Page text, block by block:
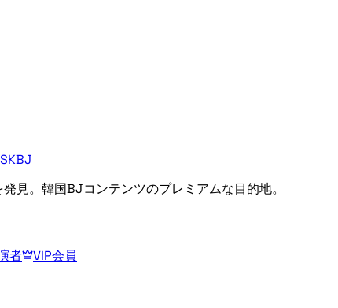
SKBJ
見。韓国BJコンテンツのプレミアムな目的地。
者 VIP会員